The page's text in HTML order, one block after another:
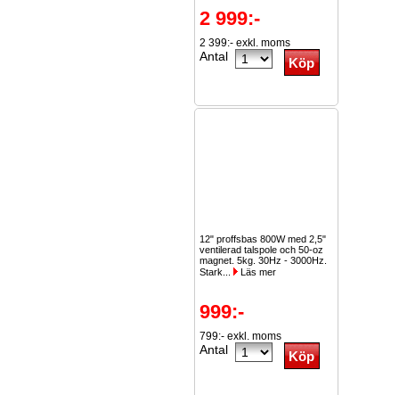
2 999:-
2 399:- exkl. moms
Antal
12" proffsbas 800W med 2,5"
ventilerad talspole och 50-oz
magnet. 5kg. 30Hz - 3000Hz.
Stark...
Läs mer
999:-
799:- exkl. moms
Antal